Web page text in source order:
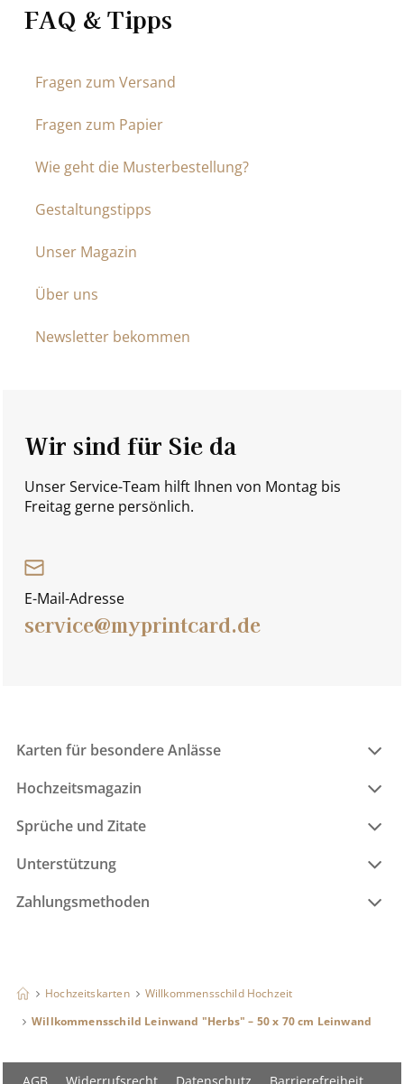
FAQ & Tipps
Fragen zum Versand
Fragen zum Papier
Wie geht die Musterbestellung?
Gestaltungstipps
Unser Magazin
Über uns
Newsletter bekommen
Wir sind für Sie da
Unser Service-Team hilft Ihnen von Montag bis
Freitag gerne persönlich.
E-Mail-Adresse
service@myprintcard.de
Karten für besondere Anlässe
Hochzeitsmagazin
Sprüche und Zitate
Unterstützung
Zahlungsmethoden
Hochzeitskarten
Willkommensschild Hochzeit
Willkommensschild Leinwand "Herbs" – 50 x 70 cm Leinwand
AGB Widerrufsrecht Datenschutz Barrierefreiheit